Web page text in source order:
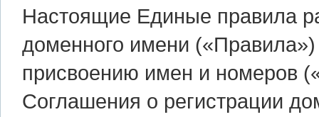
Настоящие Единые правила
доменного имени
присвоению имен и номеров
Соглашения о регистрации